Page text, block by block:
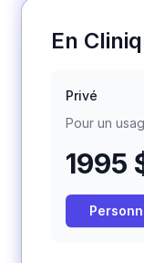
En
Privé
Pour un
1995